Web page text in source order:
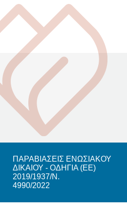
ΠΑΡΑΒΙΑΣΕΙΣ ΕΝΩΣΙΑΚΟΥ
ΔΙΚΑΙΟΥ - ΟΔΗΓΙΑ (ΕΕ)
2019/1937/Ν.
4990/2022